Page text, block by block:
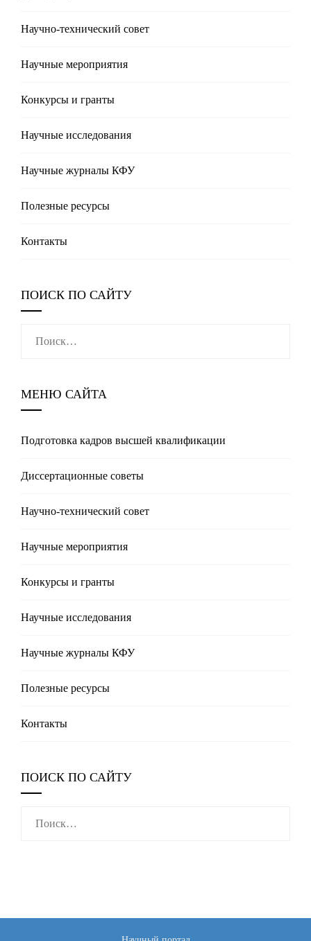
Научно-технический совет
Научные мероприятия
Конкурсы и гранты
Научные исследования
Научные журналы КФУ
Полезные реcурсы
Контакты
ПОИСК ПО САЙТУ
МЕНЮ САЙТА
Подготовка кадров высшей квалификации
Диссертационные советы
Научно-технический совет
Научные мероприятия
Конкурсы и гранты
Научные исследования
Научные журналы КФУ
Полезные реcурсы
Контакты
ПОИСК ПО САЙТУ